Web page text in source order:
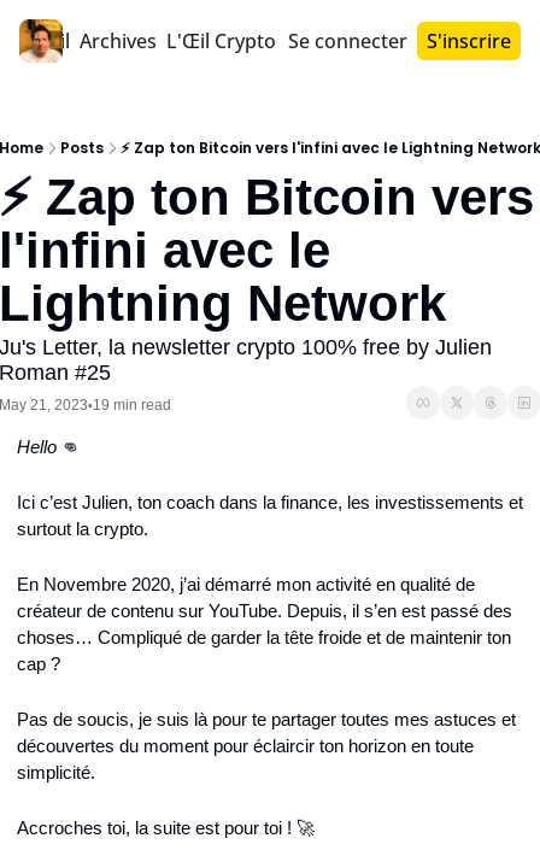
Accueil Archives L'Œil Crypto PRO™Se connecter S'inscrire
Home Posts ⚡ Zap ton Bitcoin vers l'infini avec le Lightning Network
⚡ Zap ton Bitcoin vers
l'infini avec le
Lightning Network
Ju's Letter, la newsletter crypto 100% free by Julien
Roman #25
May 21, 2023•19 min read
Hello ‎ 👊
Ici c’est Julien, ton coach dans la finance, les investissements et
surtout la crypto.
En Novembre 2020, j’ai démarré mon activité en qualité de
créateur de contenu sur YouTube. Depuis, il s’en est passé des
choses… Compliqué de garder la tête froide et de maintenir ton
cap ?
Pas de soucis, je suis là pour te partager toutes mes astuces et
découvertes du moment pour éclaircir ton horizon en toute
simplicité.
Accroches toi, la suite est pour toi ! 🚀